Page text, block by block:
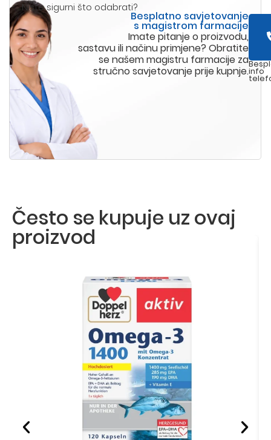
Niste sigurni što odabrati?
Besplatno savjetovanje
s magistrom farmacije
Imate pitanje o proizvodu,
sastavu ili načinu primjene? Obratite
se našem magistru farmacije za
stručno savjetovanje prije kupnje.info
Često se kupuje uz ovaj
proizvod